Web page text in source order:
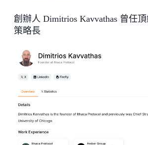
創辦人 Dimitrios Kavvathas 曾任
策略長